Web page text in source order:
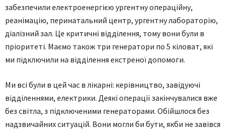
забезпечили електроенергією ургентну операційну,
реанімацію, перинатальний центр, ургентну лабораторію,
діалізний зал. Це критичні відділення, тому вони були в
пріоритеті. Маємо також три генератори по 5 кіловат, які
ми підключили на відділення екстреної допомоги.
Ми всі були в цей час в лікарні: керівництво, завідуючі
відділеннями, електрики. Деякі операції закінчувалися вже
без світла, з підключеними генераторами. Обійшлося без
надзвичайних ситуацій. Вони могли би бути, якби не завівся